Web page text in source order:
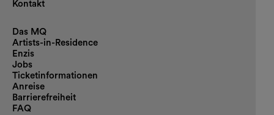
Kontakt
Das MQ
Artists-in-Residence
Enzis
Jobs
Ticketinformationen
Anreise
Barrierefreiheit
FAQ